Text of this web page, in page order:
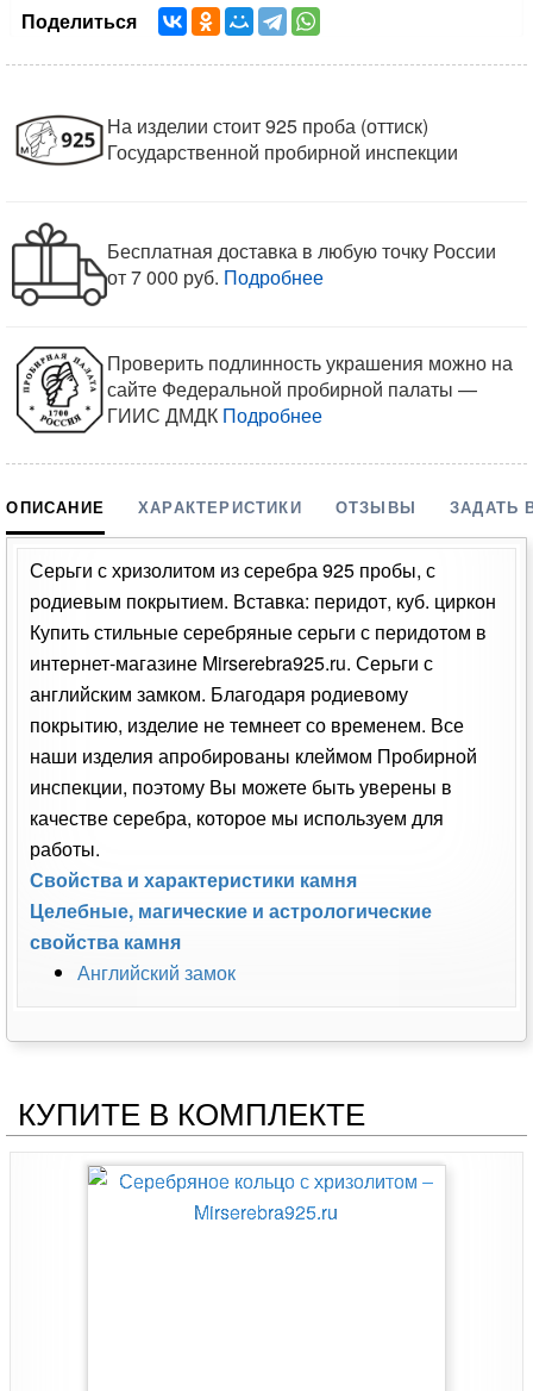
Поделиться
На изделии стоит 925 проба (оттиск)
Государственной пробирной инспекции
Бесплатная доставка в любую точку России
от 7 000 руб. Подробнее
Проверить подлинность украшения можно на
сайте Федеральной пробирной палаты —
ГИИС ДМДК Подробнее
ОПИСАНИЕ ХАРАКТЕРИСТИКИ ОТЗЫВЫ ЗАДАТЬ
Серьги с хризолитом из серебра 925 пробы, с
родиевым покрытием. Вставка: перидот, куб. циркон
Купить стильные серебряные серьги с перидотом в
интернет-магазине Mirserebra925.ru. Серьги с
английским замком. Благодаря родиевому
покрытию, изделие не темнеет со временем. Все
наши изделия апробированы клеймом Пробирной
инспекции, поэтому Вы можете быть уверены в
качестве серебра, которое мы используем для
работы.
Свойства и характеристики камня
Целебные, магические и астрологические
свойства камня
Английский замок
КУПИТЕ В КОМПЛЕКТЕ